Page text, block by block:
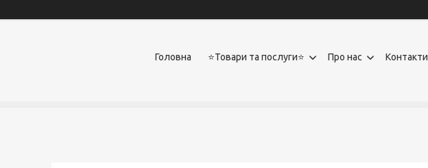
Головна ⭐Товари та послуги⭐ Про нас Контакти